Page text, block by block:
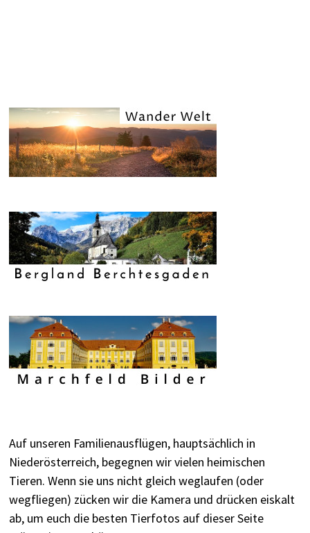
Auf unseren Familienausflügen, hauptsächlich in
Niederösterreich, begegnen wir vielen heimischen
Tieren. Wenn sie uns nicht gleich weglaufen (oder
wegfliegen) zücken wir die Kamera und drücken eiskalt
ab, um euch die besten Tierfotos auf dieser Seite